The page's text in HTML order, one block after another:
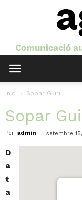
Inici Sopar Guiri
Sopar
Per admin - setembre
D
a
t
a